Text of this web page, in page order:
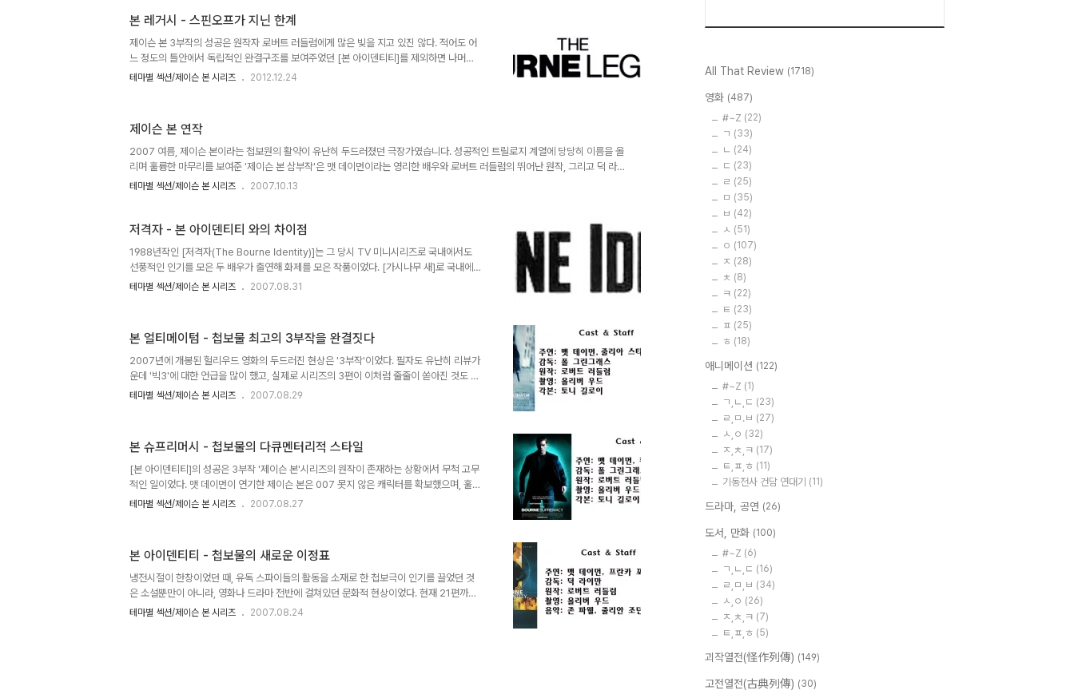
이 부분이 문제될 건 없어 보인다. 여전히 기억상실의 후유증에 시달리는 본에게 기억을 되
살릴 단서가 하나 주어지고, 오랜 침묵 끝에 모습을 드러낸 본의 등장으로 CIA는 발칵 뒤
집..
본 레거시 - 스핀오프가 지닌 한계
제이슨 본 3부작의 성공은 원작자 로버트 러들럼에게 많은 빚을 지고 있진 않다. 적어도 어
느 정도의 틀안에서 독립적인 완결구조를 보여주었던 [본 아이덴티티]를 제외하면 나머지
두 편은 온전히 토니 길로이의 머리 속에서 나온 창작물로 봐야할 테니까 말이다. 결과적으
의 속편이지만 영화판의 관점에서는 본 시리즈의 새로운 창작자라고도 볼 수 있는 토니 길
로이의 작품이므로 어떤 면으론 본 시리즈의 적통(嫡統)에 해당하는 셈이다. 문제는 연출
자 폴 그린그래스와 ..
테마별 섹션/제이슨 본 시리즈 2012.12.24
제이슨 본 연작
2007 여름, 제이슨 본이라는 첩보원의 활약이 유난히 두드러졌던 극장가였습니다. 성공적인 트릴로지 계열에 당당히 이름을 올
리며 훌륭한 마무리를 보여준 '제이슨 본 삼부작'은 맷 데이먼이라는 영리한 배우와 로버트 러들럼의 뛰어난 원작, 그리고 덕 라
이먼과 폴 그린그래스라는 재능있는 감독의 연출로 인해 21세기형 첩보물의 이정표를 제시하는 쾌거를 이뤘습니다. 비록 원작과
맷 데이먼 이전의 또한명의 제이슨 본, 리처드 챔벌레인의 오리지널 [본 아이덴티티]도 소개하니 ..
테마별 섹션/제이슨 본 시리즈 2007.10.13
저격자 - 본 아이덴티티 와의 차이점
1988년작인 [저격자(The Bourne Identity)]는 그 당시 TV 미니시리즈로 국내에서도
선풍적인 인기를 모은 두 배우가 출연해 화제를 모은 작품이었다. [가시나무 새]로 국내에
서 많은 팬들을 얻었던 리처드 챔벌레인과 시드니 쉘던 원작의 [천사의 분노]로 유명한 재
좋은 평가를 얻었다. 원작 '본 아이덴티티'에 대해선 기존의 리뷰들을 통해 충분히 설명했는
바, 이번 리뷰는 리메이크 작품과의 차이점을 중심으로 설명을 해나가겠다...
테마별 섹션/제이슨 본 시리즈 2007.08.31
본 얼티메이텀 - 첩보물 최고의 3부작을 완결짓다
2007년에 개봉된 헐리우드 영화의 두드러진 현상은 '3부작'이었다. 필자도 유난히 리뷰가
운데 '빅3'에 대한 언급을 많이 했고, 실제로 시리즈의 3편이 이처럼 줄줄이 쏟아진 것도 드
문일이었다. [스파이더맨3], [슈렉 3], [캐리비안의 해적 3]는 전작들이 메가톤급 히트를
안해지기 시작했다. 다행스럽게도 이러한 걱정은 기우로 끝났는데, [오션스 13]과 [다이하
드 4.0] 모두 기대 이상의 완성도를 보여주었기 때문이다. 그리고 또 하나의 3..
테마별 섹션/제이슨 본 시리즈 2007.08.29
본 슈프리머시 - 첩보물의 다큐멘터리적 스타일
[본 아이덴티티]의 성공은 3부작 '제이슨 본'시리즈의 원작이 존재하는 상황에서 무척 고무
적인 일이었다. 맷 데이먼이 연기한 제이슨 본은 007 못지 않은 캐릭터를 확보했으며, 훌륭
한 3부작으로서의 가능성을 활짝 열어놓았다. 하지만 [본 아이덴티티]는 TV판 영화와 마
는 로버트 러들럼이 쓴 제이슨 본 시리즈의 두 번째 작품으로, 영화화 되는것은 이번이 처음
이었다. 전작의 리뷰에서 말했듯이, 덕 라이먼 감독의 [본 아이덴티티]는 TV판에 비하면 원
작..
테마별 섹션/제이슨 본 시리즈 2007.08.27
본 아이덴티티 - 첩보물의 새로운 이정표
냉전시절이 한창이었던 때, 유독 스파이들의 활동을 소재로 한 첩보극이 인기를 끌었던 것
은 소설뿐만이 아니라, 영화나 드라마 전반에 걸쳐있던 문화적 현상이었다. 현재 21편까지
제작된 007시리즈는 냉전시대의 대표적인 산물이다. 그러나 냉전시대가 끝나고 이러한 첩
테마별 섹션/제이슨 본 시리즈 2007.08.24
All That Review (1718)
영화 (487)
#~Z (22)
ㄱ (33)
ㄴ (24)
ㄷ (23)
ㄹ (25)
ㅁ (35)
ㅂ (42)
ㅅ (51)
ㅇ (107)
ㅈ (28)
ㅊ (8)
ㅋ (22)
ㅌ (23)
ㅍ (25)
ㅎ (18)
애니메이션 (122)
#~Z (1)
ㄱ,ㄴ,ㄷ (23)
ㄹ,ㅁ.ㅂ (27)
ㅅ,ㅇ (32)
ㅈ,ㅊ,ㅋ (17)
ㅌ,ㅍ,ㅎ (11)
기동전사 건담 연대기 (11)
드라마, 공연 (26)
도서, 만화 (100)
#~Z (6)
ㄱ,ㄴ,ㄷ (16)
ㄹ,ㅁ,ㅂ (34)
ㅅ,ㅇ (26)
ㅈ,ㅊ,ㅋ (7)
ㅌ,ㅍ,ㅎ (5)
괴작열전(怪作列傳) (149)
고전열전(古典列傳) (30)